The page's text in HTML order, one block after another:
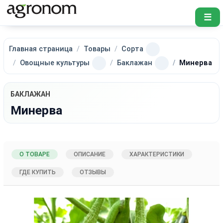
☰
Главная страница Товары
Сорта
Овощные культуры
Баклажан Минерва
БАКЛАЖАН
Минерва
О ТОВАРЕ ОПИСАНИЕ ХАРАКТЕРИСТИКИ
ГДЕ КУПИТЬ ОТЗЫВЫ